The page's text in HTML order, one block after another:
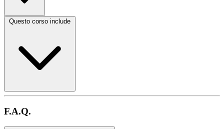
Questo corso include
F.A.Q.